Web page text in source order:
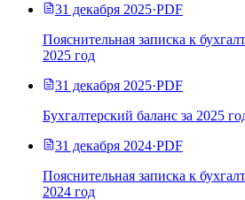
31 декабря 2025·PDF
Пояснительная записка к
2025 год
31 декабря 2025·PDF
Бухгалтерский баланс за 2025
31 декабря 2024·PDF
Пояснительная записка к
2024 год